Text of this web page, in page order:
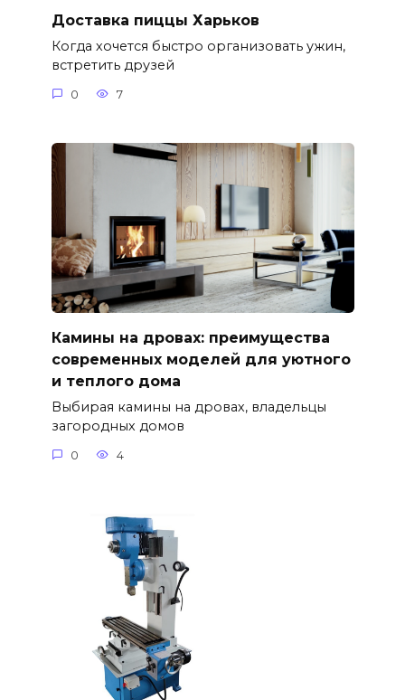
Доставка пиццы Харьков
Когда хочется быстро организовать ужин,
встретить друзей
0 7
Камины на дровах: преимущества
современных моделей для уютного
и теплого дома
Выбирая камины на дровах, владельцы
загородных домов
0 4